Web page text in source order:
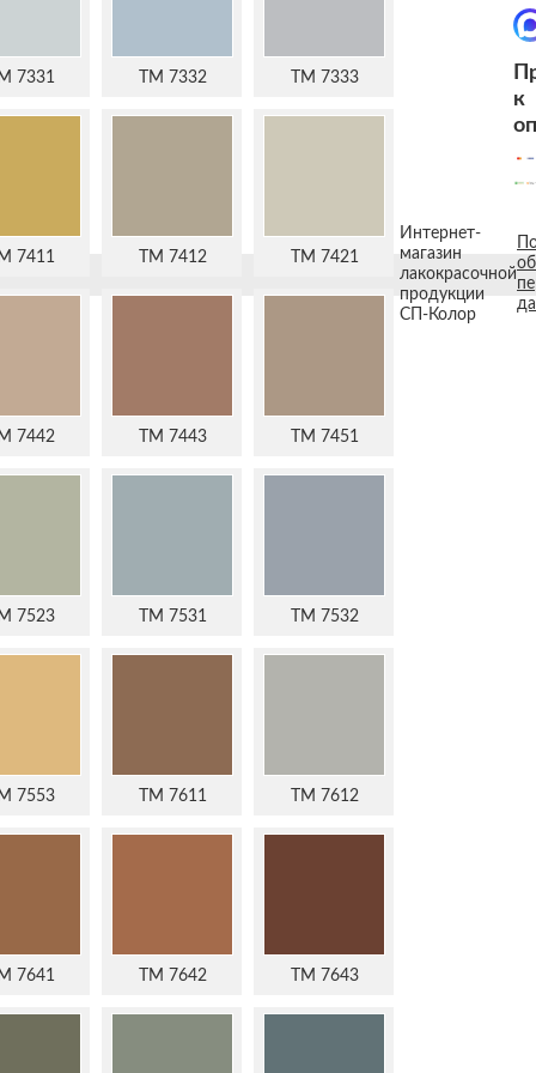
7331 TM 7332 TM 7333
7411 TM 7412 TM 7421
7442 TM 7443 TM 7451
7523 TM 7531 TM 7532
7553 TM 7611 TM 7612
7641 TM 7642 TM 7643
к
Интернет-
магазин
лакокрасочной
продукции
СП-Колор